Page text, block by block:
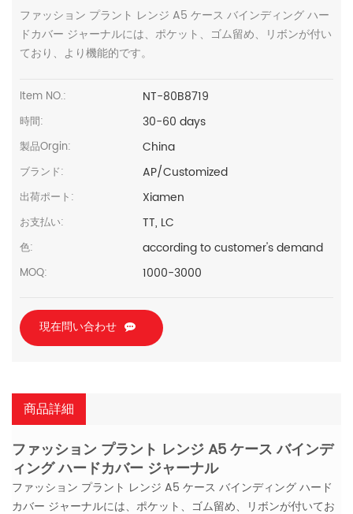
ファッション プラント レンジ A5 ケース バインディング ハー
ドカバー ジャーナルには、ポケット、ゴム留め、リボンが付い
ており、より機能的です。
Item NO.: NT-80B8719
時間: 30-60 days
製品Orgin: China
ブランド: AP/Customized
出荷ポート: Xiamen
お支払い: TT, LC
色: according to customer's demand
MOQ: 1000-3000
現在問い合わせ
商品詳細
ファッション プラント レンジ A5 ケース バインデ
ィング ハードカバー ジャーナル
ファッション プラント レンジ A5 ケース バインディング ハード
カバー ジャーナルには、ポケット、ゴム留め、リボンが付いてお